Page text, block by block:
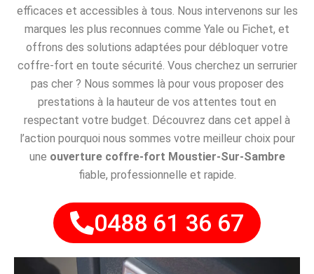
efficaces et accessibles à tous. Nous intervenons sur les
marques les plus reconnues comme Yale ou Fichet, et
offrons des solutions adaptées pour débloquer votre
coffre-fort en toute sécurité. Vous cherchez un serrurier
pas cher ? Nous sommes là pour vous proposer des
prestations à la hauteur de vos attentes tout en
respectant votre budget. Découvrez dans cet appel à
l’action pourquoi nous sommes votre meilleur choix pour
une ouverture coffre-fort Moustier-Sur-Sambre
fiable, professionnelle et rapide.
0488 61 36 67